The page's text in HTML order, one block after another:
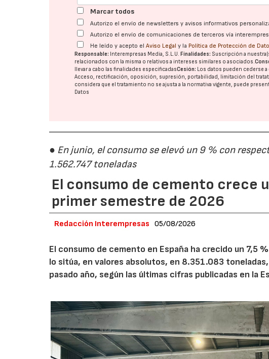
Marcar todos
Autorizo el envío de newsletters y avisos informativos
Autorizo el envío de comunicaciones de terceros vía
He leído y acepto elAviso Legal y la Política de Protección de
Responsable: Interempresas Media, S.L.U.Finalidades: Suscripción a
relacionados con la misma o relativos a intereses similares o asociados.
llevar a cabo las finalidades especificadasCesión: Los datos pueden cederse a
Acceso, rectificación, oposición, supresión, portabilidad, limitación del
considera que el tratamiento no se ajusta a la normativa vigente, puede
Datos
● En junio, el consumo se elevó un 9 % con
1.562.747 toneladas
El consumo de cemento crece
primer semestre de 2026
Redacción Interempresas 05/08/2026
El consumo de cemento en España ha crecido un 7,5
lo sitúa, en valores absolutos, en 8.351.083
pasado año, según las últimas cifras publicadas en la